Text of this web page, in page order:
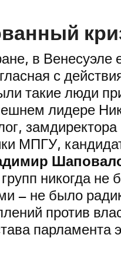
в Венесуэле
с
такие люди
лидере
замдиректора
МПГУ,
никогда не
– не было
против
парламента